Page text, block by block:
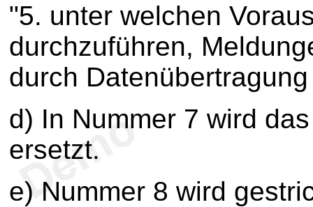
"5. unter welchen
durchzuführen,
durch
d) In Nummer 7 wird
ersetzt.
e) Nummer 8 wird